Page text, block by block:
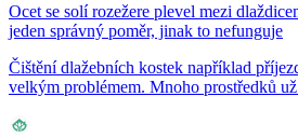
Ocet se solí rozežere plevel mezi
jeden správný poměr, jinak to nefunguje
Čištění dlažebních kostek například
velkým problémem. Mnoho prostředků už